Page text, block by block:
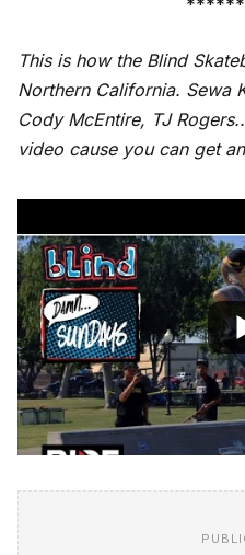
This is how the Blind
Northern California. Sewa
Cody McEntire, TJ
video cause you can get